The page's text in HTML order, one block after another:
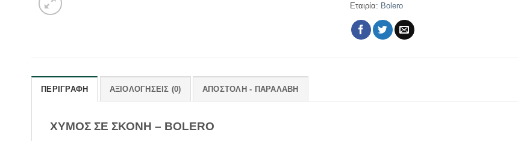
Εταιρία: Bolero
ΠΕΡΙΓΡΑΦΉ ΑΞΙΟΛΟΓΉΣΕΙΣ (0) ΑΠΟΣΤΟΛΗ - ΠΑΡΑΛΑΒΗ
ΧΥΜΟΣ ΣΕ ΣΚΟΝΗ – BOLERO